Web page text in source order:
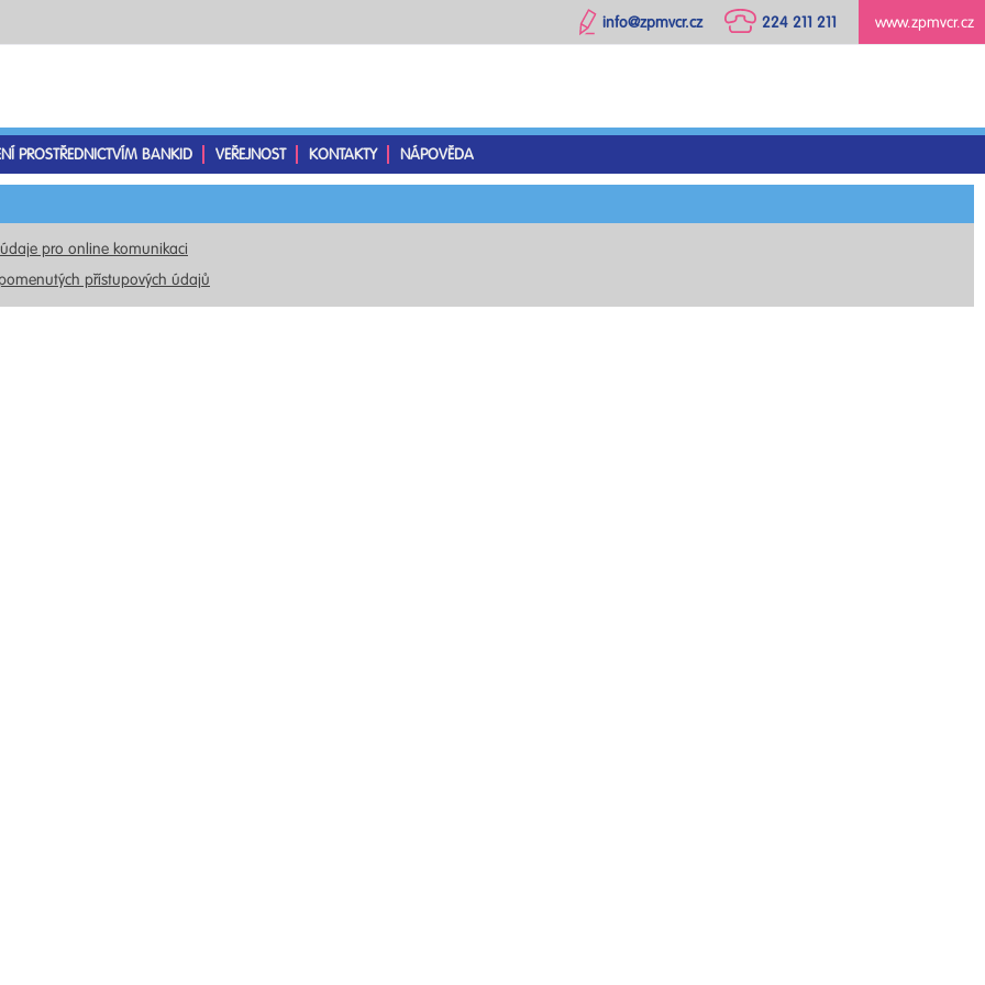
www.zpmvcr.cz
224 211 211
info@zpmvcr.cz
PROSTŘEDNICTVÍM BANKID VEŘEJNOST KONTAKTY NÁPOVĚDA
pro online komunikaci
přístupových údajů